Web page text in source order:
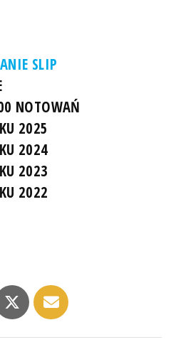
SLIP
NOTOWAŃ
2025
2024
2023
2022